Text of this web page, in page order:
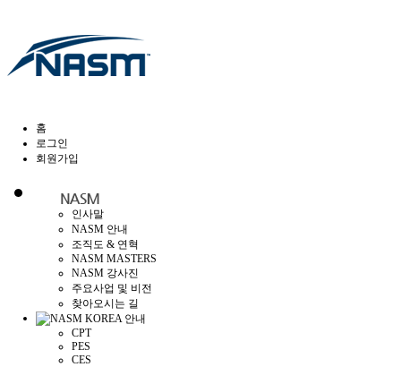
홈
로그인
회원가입
인사말
NASM 안내
조직도 & 연혁
NASM MASTERS
NASM 강사진
주요사업 및 비전
찾아오시는 길
CPT
PES
CES